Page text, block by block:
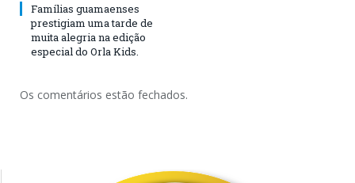
Famílias guamaenses
prestigiam uma tarde de
muita alegria na edição
especial do Orla Kids.
Os comentários estão fechados.